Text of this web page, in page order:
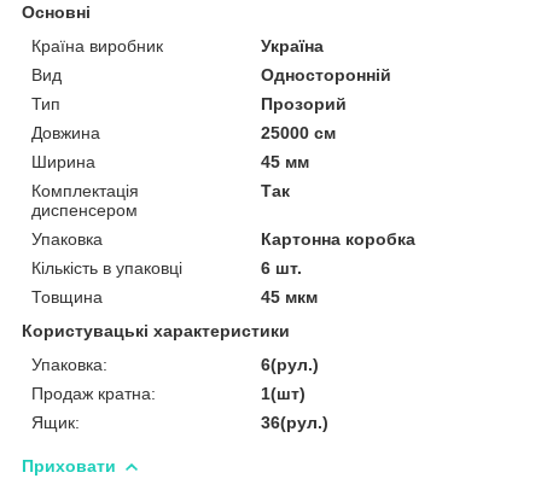
Основні
Країна виробник
Україна
Вид
Односторонній
Тип
Прозорий
Довжина
25000 см
Ширина
45 мм
Комплектація
диспенсером
Так
Упаковка
Картонна коробка
Кількість в упаковці
6 шт.
Товщина
45 мкм
Користувацькі характеристики
Упаковка:
6(рул.)
Продаж кратна:
1(шт)
Ящик:
36(рул.)
Приховати